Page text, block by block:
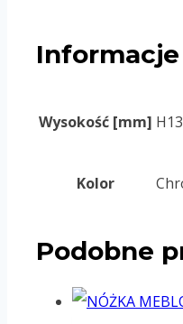
Wysokość [mm]
Kolor
Podobne